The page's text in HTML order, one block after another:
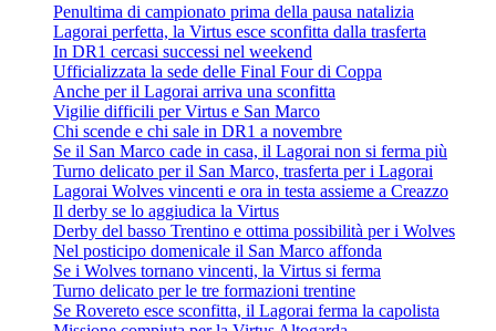
Penultima di campionato prima della pausa natalizia
Lagorai perfetta, la Virtus esce sconfitta dalla trasferta
In DR1 cercasi successi nel weekend
Ufficializzata la sede delle Final Four di Coppa
Anche per il Lagorai arriva una sconfitta
Vigilie difficili per Virtus e San Marco
Chi scende e chi sale in DR1 a novembre
Se il San Marco cade in casa, il Lagorai non si ferma più
Turno delicato per il San Marco, trasferta per i Lagorai
Lagorai Wolves vincenti e ora in testa assieme a Creazzo
Il derby se lo aggiudica la Virtus
Derby del basso Trentino e ottima possibilità per i Wolves
Nel posticipo domenicale il San Marco affonda
Se i Wolves tornano vincenti, la Virtus si ferma
Turno delicato per le tre formazioni trentine
Se Rovereto esce sconfitta, il Lagorai ferma la capolista